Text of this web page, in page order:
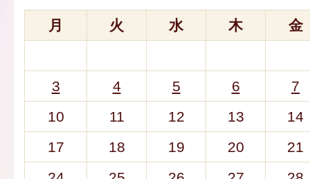
月 火 水 木 金
3 4 5 6
7
10
11 12 13
14
17
18 19 20
21